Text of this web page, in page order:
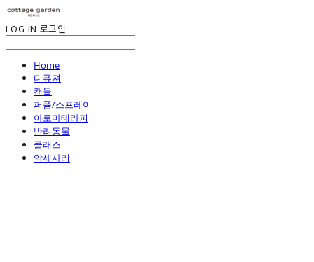
LOG IN 로그인
Home
디퓨져
캔들
퍼퓸/스프레이
아로마테라피
반려동물
클래스
악세사리